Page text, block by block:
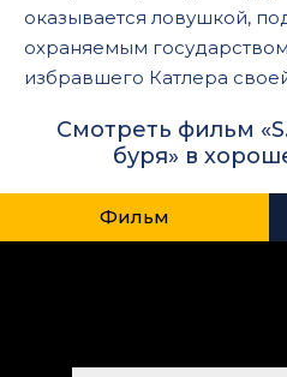
оказывается ловушкой,
охраняемым
избравшего Катлера
Смотреть фильм
буря» в
Фильм